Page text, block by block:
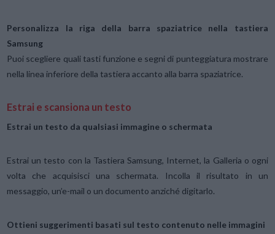
Personalizza la riga della barra spaziatrice nella tastiera
Samsung
Puoi scegliere quali tasti funzione e segni di punteggiatura mostrare
nella linea inferiore della tastiera accanto alla barra spaziatrice.
Estrai e scansiona un testo
Estrai un testo da qualsiasi immagine o schermata
Estrai un testo con la Tastiera Samsung, Internet, la Galleria o ogni
volta che acquisisci una schermata. Incolla il risultato in un
messaggio, un’e-mail o un documento anziché digitarlo.
Ottieni suggerimenti basati sul testo contenuto nelle immagini